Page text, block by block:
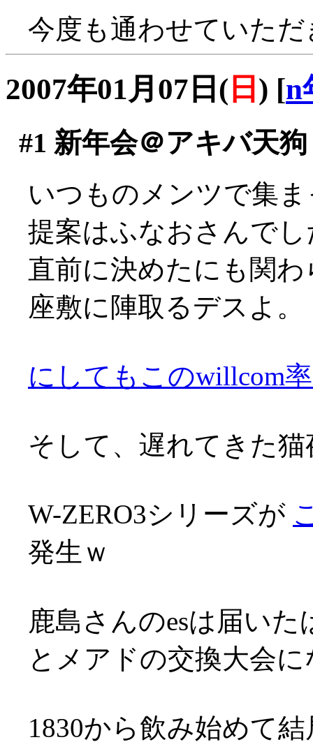
今度も通わせていた
2007年01月07日( 日 ) [n
#1 新年会＠アキバ天狗
いつものメンツで集
提案はふなおさんで
直前に決めたにも関
座敷に陣取るデスよ。
にしてもこのwillcom
そして、遅れてきた
W-ZERO3シリーズが
発生ｗ
鹿島さんのesは届い
とメアドの交換大会
1830から飲み始めて